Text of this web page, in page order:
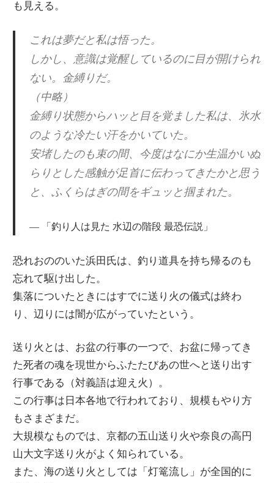
も見える。
これは夢だと私は悟った。
しかし、意識は覚醒しているのに目が開けられ
ない。金縛りだ。
（中略）
金縛り状態からハッと目を覚ました私は、氷水
のような冷たい汗をかいていた。
安堵したのも束の間、今度はなにか生温かいぬ
らりとした感触が足首に伝わってきたかと思う
と、ふくらはぎの間をギュッと掴まれた。
「釣り人は見た 水辺の階段 最恐伝説」
恐れおののいた浜田氏は、釣り道具を持ち帰るのも
忘れて駆け出した。
集落についたときにはすでに送り火の儀式は終わ
り、辺りには闇が広がっていたという。
送り火とは、お盆の行事の一つで、お盆に帰ってき
た死者の魂を現世からふたたびあの世へと送り出す
行事である（対義語は迎え火）。
この行事は日本各地で行われており、規模もやり方
もさまざまだ。
大規模なものでは、京都の五山送り火や奈良の高円
山大文字送り火がよく知られている。
また、海の送り火としては「灯篭流し」が全国的に